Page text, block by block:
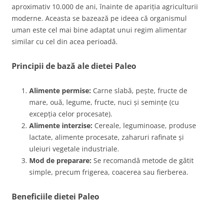
aproximativ 10.000 de ani, înainte de apariția agriculturii
moderne. Aceasta se bazează pe ideea că organismul
uman este cel mai bine adaptat unui regim alimentar
similar cu cel din acea perioadă.
Principii de bază ale dietei Paleo
Alimente permise: Carne slabă, pește, fructe de
mare, ouă, legume, fructe, nuci și semințe (cu
excepția celor procesate).
Alimente interzise: Cereale, leguminoase, produse
lactate, alimente procesate, zaharuri rafinate și
uleiuri vegetale industriale.
Mod de preparare: Se recomandă metode de gătit
simple, precum frigerea, coacerea sau fierberea.
Beneficiile dietei Paleo